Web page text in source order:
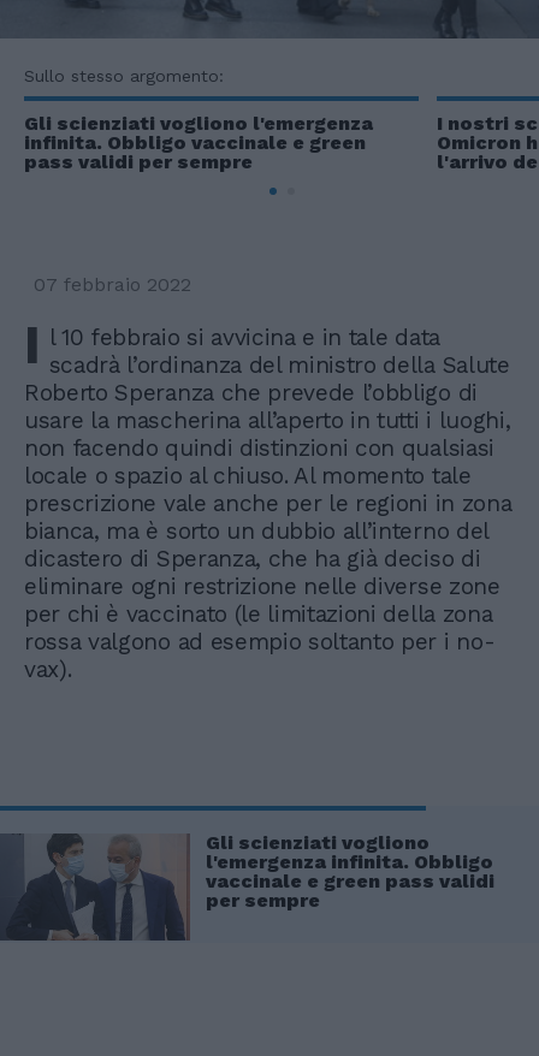
Sullo stesso argomento:
Gli scienziati vogliono l'emergenza
infinita. Obbligo vaccinale e green
pass validi per sempre
I nostri
Omicron
l'arrivo
07 febbraio 2022
I l 10 febbraio si avvicina e in tale data
scadrà l’ordinanza del ministro della Salute
Roberto Speranza che prevede l’obbligo di
usare la mascherina all’aperto in tutti i luoghi,
non facendo quindi distinzioni con qualsiasi
locale o spazio al chiuso. Al momento tale
prescrizione vale anche per le regioni in zona
bianca, ma è sorto un dubbio all’interno del
dicastero di Speranza, che ha già deciso di
eliminare ogni restrizione nelle diverse zone
per chi è vaccinato (le limitazioni della zona
rossa valgono ad esempio soltanto per i no-
vax).
Gli scienziati vogliono
l'emergenza infinita. Obbligo
vaccinale e green pass validi
per sempre